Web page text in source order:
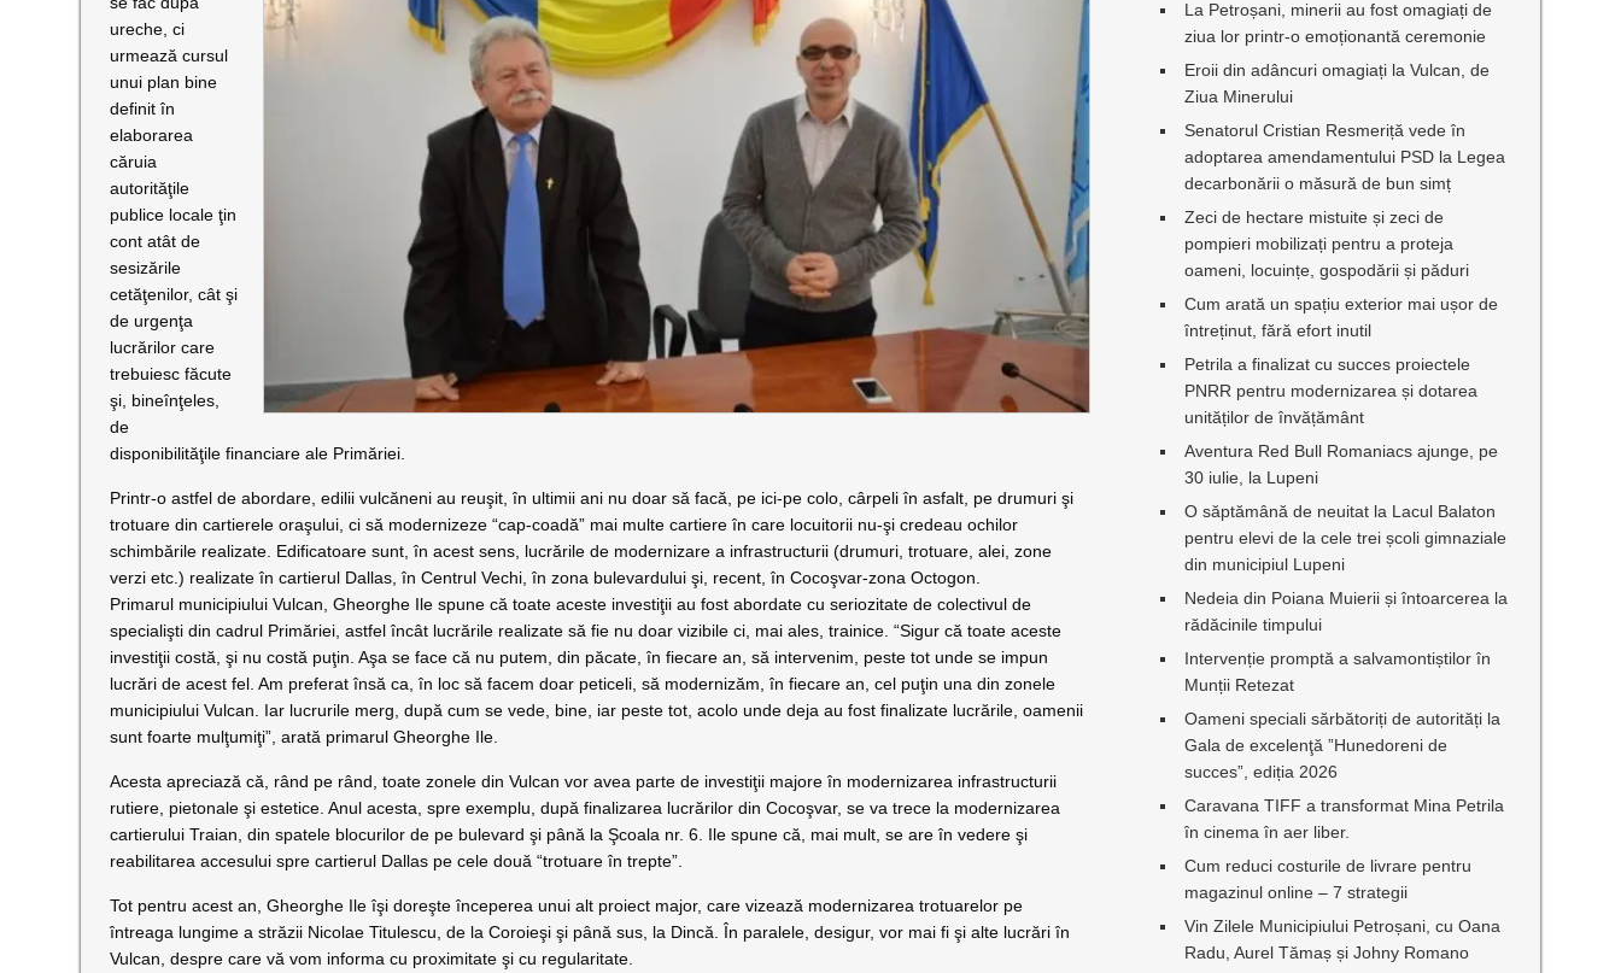
ureche, ci
urmează cursul
unui plan bine
definit în
elaborarea
căruia
autorităţile
publice locale ţin
cont atât de
sesizările
cetăţenilor, cât şi
de urgenţa
lucrărilor care
trebuiesc făcute
şi, bineînţeles,
de
disponibilităţile financiare ale Primăriei.
Printr-o astfel de abordare, edilii vulcăneni au reuşit, în ultimii ani nu doar să facă, pe ici-pe colo, cârpeli în asfalt, pe drumuri şi
trotuare din cartierele oraşului, ci să modernizeze “cap-coadă” mai multe cartiere în care locuitorii nu-şi credeau ochilor
schimbările realizate. Edificatoare sunt, în acest sens, lucrările de modernizare a infrastructurii (drumuri, trotuare, alei, zone
verzi etc.) realizate în cartierul Dallas, în Centrul Vechi, în zona bulevardului şi, recent, în Cocoşvar-zona Octogon.
Primarul municipiului Vulcan, Gheorghe Ile spune că toate aceste investiţii au fost abordate cu seriozitate de colectivul de
specialişti din cadrul Primăriei, astfel încât lucrările realizate să fie nu doar vizibile ci, mai ales, trainice. “Sigur că toate aceste
investiţii costă, şi nu costă puţin. Aşa se face că nu putem, din păcate, în fiecare an, să intervenim, peste tot unde se impun
lucrări de acest fel. Am preferat însă ca, în loc să facem doar peticeli, să modernizăm, în fiecare an, cel puţin una din zonele
municipiului Vulcan. Iar lucrurile merg, după cum se vede, bine, iar peste tot, acolo unde deja au fost finalizate lucrările, oamenii
sunt foarte mulţumiţi”, arată primarul Gheorghe Ile.
Acesta apreciază că, rând pe rând, toate zonele din Vulcan vor avea parte de investiţii majore în modernizarea infrastructurii
rutiere, pietonale şi estetice. Anul acesta, spre exemplu, după finalizarea lucrărilor din Cocoşvar, se va trece la modernizarea
cartierului Traian, din spatele blocurilor de pe bulevard şi până la Şcoala nr. 6. Ile spune că, mai mult, se are în vedere şi
reabilitarea accesului spre cartierul Dallas pe cele două “trotuare în trepte”.
Tot pentru acest an, Gheorghe Ile îşi doreşte începerea unui alt proiect major, care vizează modernizarea trotuarelor pe
întreaga lungime a străzii Nicolae Titulescu, de la Coroieşi şi până sus, la Dincă. În paralele, desigur, vor mai fi şi alte lucrări în
Vulcan, despre care vă vom informa cu proximitate şi cu regularitate.
La Petroșani, minerii au fost omagiați de
ziua lor printr-o emoționantă ceremonie
Eroii din adâncuri omagiați la Vulcan, de
Ziua Minerului
Senatorul Cristian Resmeriță vede în
adoptarea amendamentului PSD la Legea
decarbonării o măsură de bun simț
Zeci de hectare mistuite și zeci de
pompieri mobilizați pentru a proteja
oameni, locuințe, gospodării și păduri
Cum arată un spațiu exterior mai ușor de
întreținut, fără efort inutil
Petrila a finalizat cu succes proiectele
PNRR pentru modernizarea și dotarea
unităților de învățământ
Aventura Red Bull Romaniacs ajunge, pe
30 iulie, la Lupeni
O săptămână de neuitat la Lacul Balaton
pentru elevi de la cele trei școli gimnaziale
din municipiul Lupeni
Nedeia din Poiana Muierii și întoarcerea la
rădăcinile timpului
Intervenție promptă a salvamontiștilor în
Munții Retezat
Oameni speciali sărbătoriți de autorități la
Gala de excelenţă ”Hunedoreni de
succes”, ediția 2026
Caravana TIFF a transformat Mina Petrila
în cinema în aer liber.
Cum reduci costurile de livrare pentru
magazinul online – 7 strategii
Vin Zilele Municipiului Petroșani, cu Oana
Radu, Aurel Tămaș și Johny Romano